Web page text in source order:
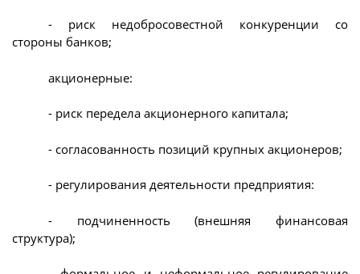
- риск недобросовестной конкуренции со
стороны банков;
акционерные:
- риск передела акционерного капитала;
- согласованность позиций крупных акционеров;
- регулирования деятельности предприятия:
- подчиненность (внешняя финансовая
структура);